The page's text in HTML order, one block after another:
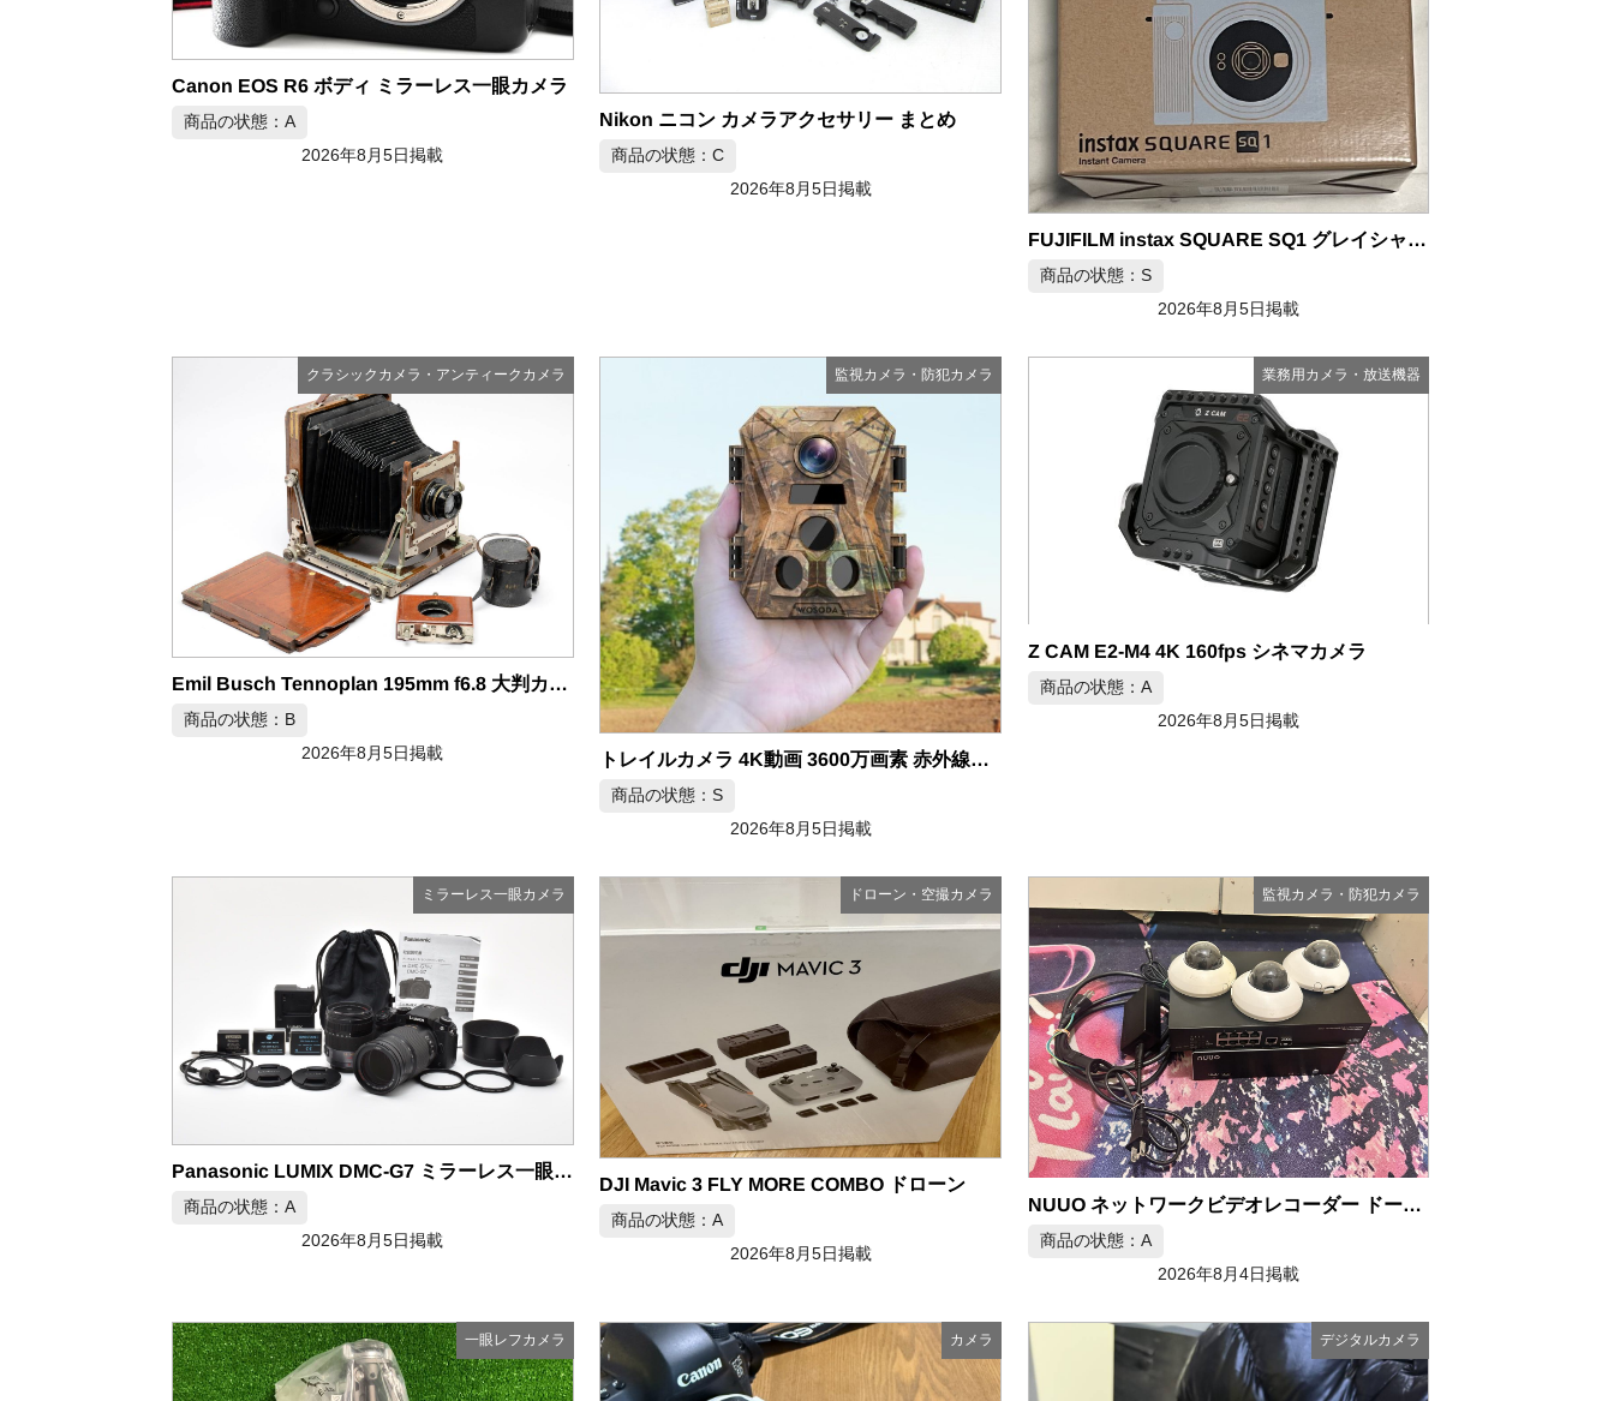
Canon EOS R6 ボディ ミラーレス一眼カメラ
商品の状態：A
2026年8月5日掲載
Nikon ニコン カメラアクセサリー まとめ
商品の状態：C
2026年8月5日掲載
FUJIFILM instax SQUARE SQ1 グレイシャーブルー
商品の状態：S
2026年8月5日掲載
クラシックカメラ・アンティークカメラ
Emil Busch Tennoplan 195mm f6.8 大判カメラ
商品の状態：B
2026年8月5日掲載
監視カメラ・防犯カメラ
トレイルカメラ 4K動画 3600万画素 赤外線カメラ
商品の状態：S
2026年8月5日掲載
業務用カメラ・放送機器
Z CAM E2-M4 4K 160fps シネマカメラ
商品の状態：A
2026年8月5日掲載
ミラーレス一眼カメラ
Panasonic LUMIX DMC-G7 ミラーレス一眼カメラ レンズ×2
商品の状態：A
2026年8月5日掲載
ドローン・空撮カメラ
DJI Mavic 3 FLY MORE COMBO ドローン
商品の状態：A
2026年8月5日掲載
監視カメラ・防犯カメラ
NUUO ネットワークビデオレコーダー ドーム型カメラ3台セット 4TB
商品の状態：A
2026年8月4日掲載
一眼レフカメラ カメラ デジタルカメラ